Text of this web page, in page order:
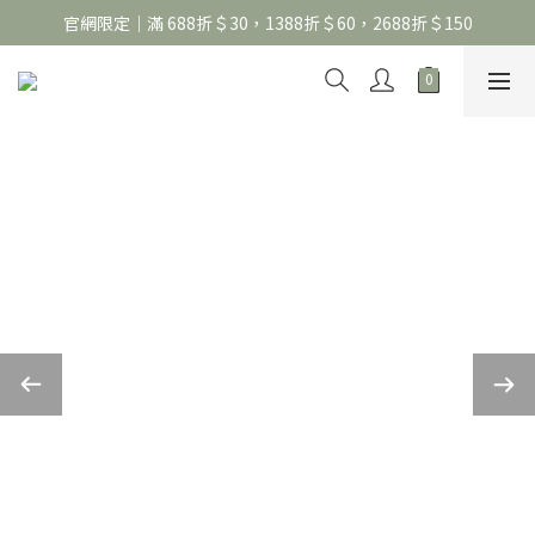
官網限定｜滿 688折＄30，1388折＄60，2688折＄150
官網限定｜滿 688折＄30，1388折＄60，2688折＄150
United Athle系列｜註冊會員299免運